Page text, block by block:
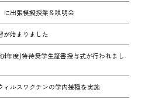
に出張模擬授業＆説明会
が始まりました
4年度)特待奨学生証書授与式が行われまし
ィルスワクチンの学内接種を実施